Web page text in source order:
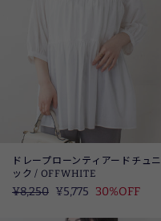
ドレープローンティアードチュニ
ック / OFFWHITE
定
¥8,250 SALE
¥5,775 30%OFF